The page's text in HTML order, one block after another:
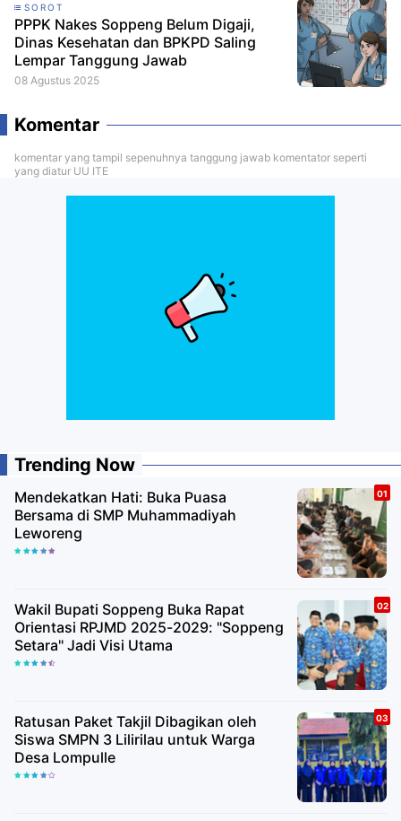
SOROT
PPPK Nakes Soppeng Belum Digaji,
Dinas Kesehatan dan BPKPD Saling
Lempar Tanggung Jawab
08 Agustus 2025
Komentar
komentar yang tampil sepenuhnya tanggung jawab komentator seperti
yang diatur UU ITE
Trending Now
Mendekatkan Hati: Buka Puasa
Bersama di SMP Muhammadiyah
Leworeng
Wakil Bupati Soppeng Buka Rapat
Orientasi RPJMD 2025-2029: "Soppeng
Setara" Jadi Visi Utama
Ratusan Paket Takjil Dibagikan oleh
Siswa SMPN 3 Lilirilau untuk Warga
Desa Lompulle